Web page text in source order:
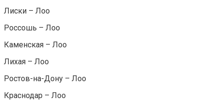
Лиски – Лоо
Россошь – Лоо
Каменская – Лоо
Лихая – Лоо
Ростов-на-Дону – Лоо
Краснодар – Лоо